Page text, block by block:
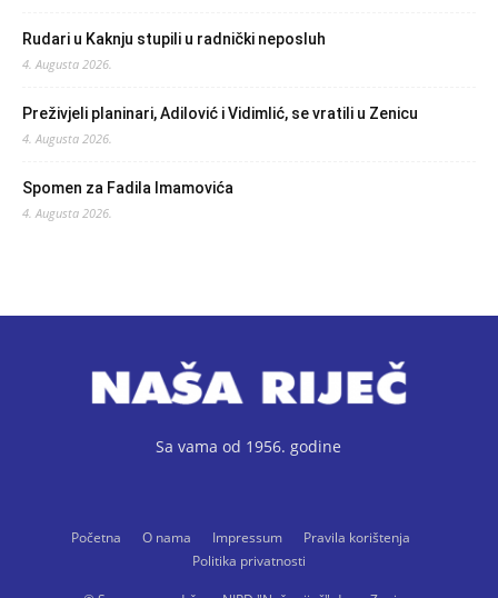
Rudari u Kaknju stupili u radnički neposluh
4. Augusta 2026.
Preživjeli planinari, Adilović i Vidimlić, se vratili u Zenicu
4. Augusta 2026.
Spomen za Fadila Imamovića
4. Augusta 2026.
Sa vama od 1956. godine
Početna O nama Impressum
Pravila korištenja
Politika privatnosti